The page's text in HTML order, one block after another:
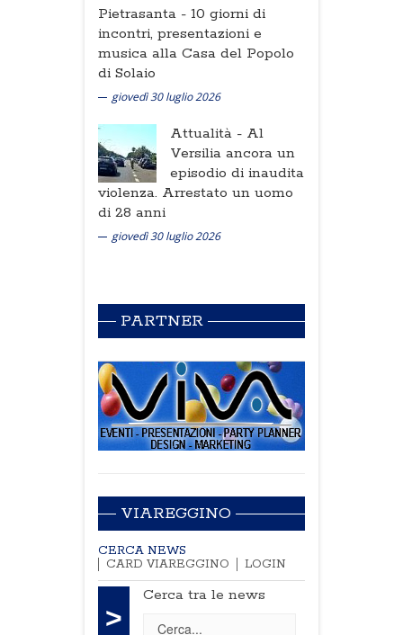
Pietrasanta - 10 giorni di
incontri, presentazioni e
musica alla Casa del Popolo
di Solaio
giovedì 30 luglio 2026
Attualità - Al
Versilia ancora un
episodio di inaudita
violenza. Arrestato un uomo
di 28 anni
giovedì 30 luglio 2026
PARTNER
VIAREGGINO
CERCA NEWS
CARD VIAREGGINO
LOGIN
>
Cerca tra le news